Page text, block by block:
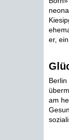
er,
am